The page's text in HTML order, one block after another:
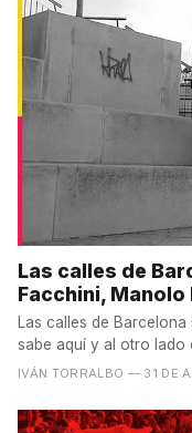
Las calles de
Facchini, Manolo
Las calles de
sabe aquí y al otro lado
IVÁN TORRALBO — 31 DE